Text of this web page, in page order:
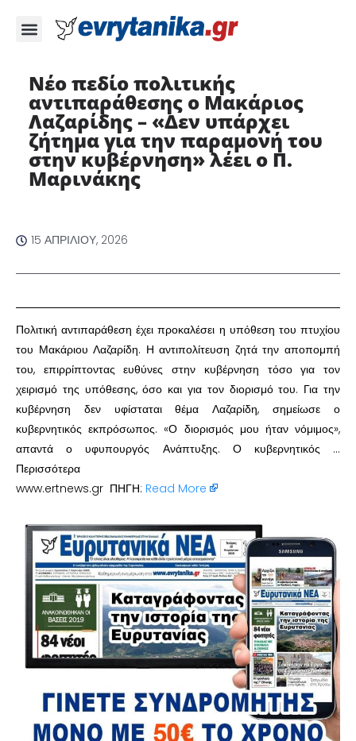
Νέο πεδίο πολιτικής
αντιπαράθεσης ο Μακάριος
Λαζαρίδης – «Δεν υπάρχει
ζήτημα για την παραμονή του
στην κυβέρνηση» λέει ο Π.
Μαρινάκης ​
15 ΑΠΡΙΛΊΟΥ, 2026
​Πολιτική αντιπαράθεση έχει προκαλέσει η υπόθεση του πτυχίου
του Μακάριου Λαζαρίδη. Η αντιπολίτευση ζητά την αποπομπή
του, επιρρίπτοντας ευθύνες στην κυβέρνηση τόσο για τον
χειρισμό της υπόθεσης, όσο και για τον διορισμό του. Για την
κυβέρνηση δεν υφίσταται θέμα Λαζαρίδη, σημείωσε ο
κυβερνητικός εκπρόσωπος. «Ο διορισμός μου ήταν νόμιμος»,
απαντά ο υφυπουργός Ανάπτυξης. Ο κυβερνητικός …
Περισσότερα
www.ertnews.gr ΠΗΓΗ: Read More